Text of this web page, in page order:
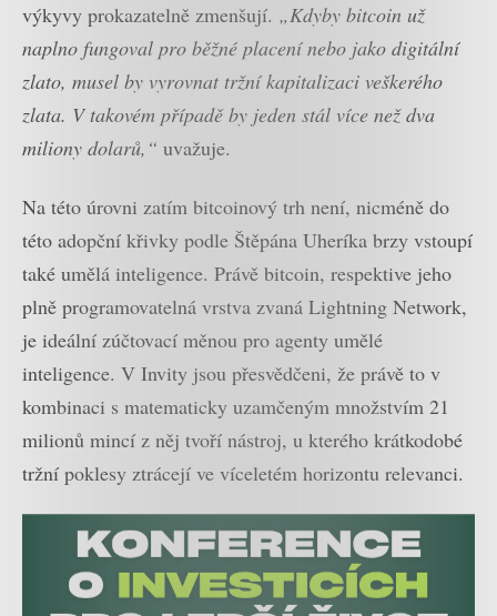
výkyvy prokazatelně zmenšují. „Kdyby bitcoin už
naplno fungoval pro běžné placení nebo jako digitální
zlato, musel by vyrovnat tržní kapitalizaci veškerého
zlata. V takovém případě by jeden stál více než dva
miliony dolarů,“ uvažuje.
Na této úrovni zatím bitcoinový trh není, nicméně do
této adopční křivky podle Štěpána Uheríka brzy vstoupí
také umělá inteligence. Právě bitcoin, respektive jeho
plně programovatelná vrstva zvaná Lightning Network,
je ideální zúčtovací měnou pro agenty umělé
inteligence. V Invity jsou přesvědčeni, že právě to v
kombinaci s matematicky uzamčeným množstvím 21
milionů mincí z něj tvoří nástroj, u kterého krátkodobé
tržní poklesy ztrácejí ve víceletém horizontu relevanci.